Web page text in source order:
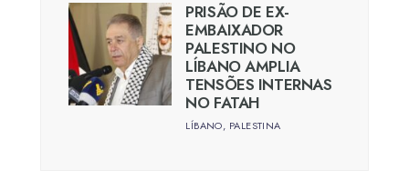
PRISÃO DE EX-
EMBAIXADOR
PALESTINO NO
LÍBANO AMPLIA
TENSÕES INTERNAS
NO FATAH
LÍBANO, PALESTINA